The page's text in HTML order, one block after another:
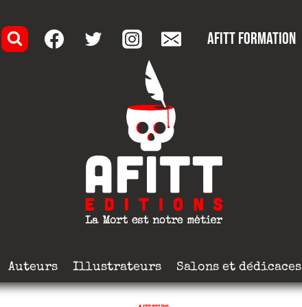
AFITT formation
Auteurs Illustrateurs Salons et dédicaces